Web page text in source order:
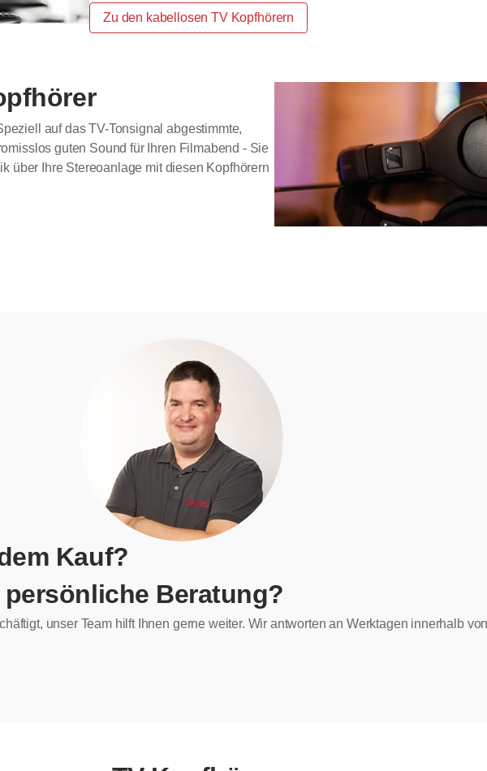
Zu den kabellosen TV Kopfhörern
auf das TV-Tonsignal abgestimmte,
guten Sound für Ihren Filmabend - Sie
über Ihre Stereoanlage mit diesen Kopfhörern
Kauf?
Beratung?
unser Team hilft Ihnen gerne weiter. Wir antworten an Werktagen innerhalb